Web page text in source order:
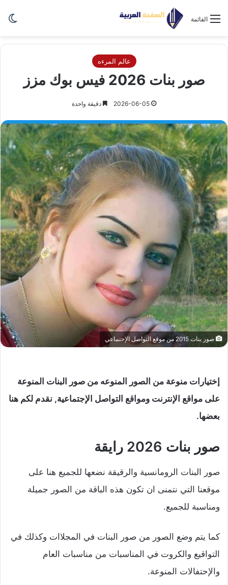
القائمة
عالم المرءه
صور بنات 2026 فيس بوك مزز
2026-06-05 دقيقة واحدة
صور بنات 2015 من موقع التواصل الإجتماعي
إختيارات منوعة من الصور المنوعه من صور البنات المنوعة
على مواقع الإنترنت ومواقع التواصل الإجتماعية, نقدم لكم هنا
بعضها.
صور بنات 2026 رايقة
صور البنات الرومانسية والرقيقة نضعها للجميع هنا على
موقعنا التي نتمنى ان تكون هذه الباقة من الصور جميلة
ومناسبة للجميع.
كما يتم وضع الصور من صور البنات في المجلاات وكذلك في
التواقيع والكروت في المناسبات من مناسبات العام
والإحتفالات المنوعة.